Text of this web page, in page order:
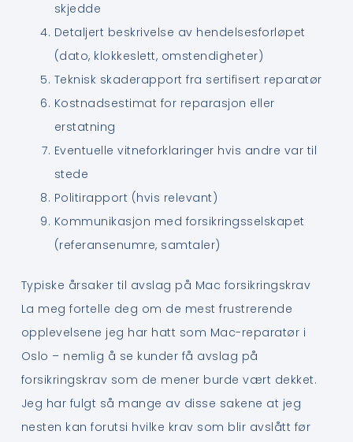
skjedde
Detaljert beskrivelse av hendelsesforløpet
(dato, klokkeslett, omstendigheter)
Teknisk skaderapport fra sertifisert reparatør
Kostnadsestimat for reparasjon eller
erstatning
Eventuelle vitneforklaringer hvis andre var til
stede
Politirapport (hvis relevant)
Kommunikasjon med forsikringsselskapet
(referansenumre, samtaler)
Typiske årsaker til avslag på Mac forsikringskrav
La meg fortelle deg om de mest frustrerende
opplevelsene jeg har hatt som Mac-reparatør i
Oslo – nemlig å se kunder få avslag på
forsikringskrav som de mener burde vært dekket.
Jeg har fulgt så mange av disse sakene at jeg
nesten kan forutsi hvilke krav som blir avslått før